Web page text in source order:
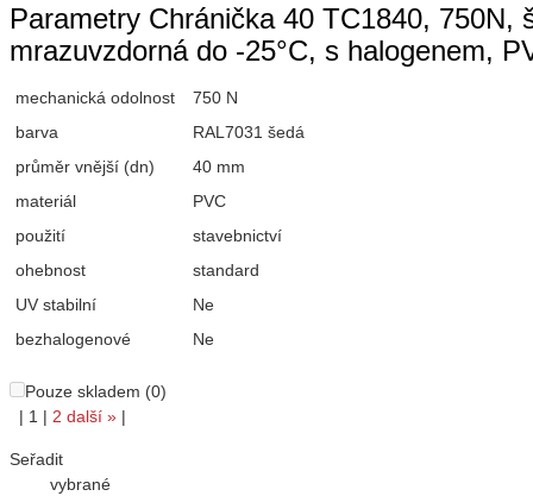
Parametry Chránička 40 TC1840, 750N,
mrazuvzdorná do -25°C, s halogenem,
mechanická odolnost
750 N
barva
RAL7031 šedá
průměr vnější (dn)
40 mm
materiál
PVC
použití
stavebnictví
ohebnost
standard
UV stabilní
Ne
bezhalogenové
Ne
Pouze skladem (0)
| 1 | 2 další » |
Seřadit
vybrané